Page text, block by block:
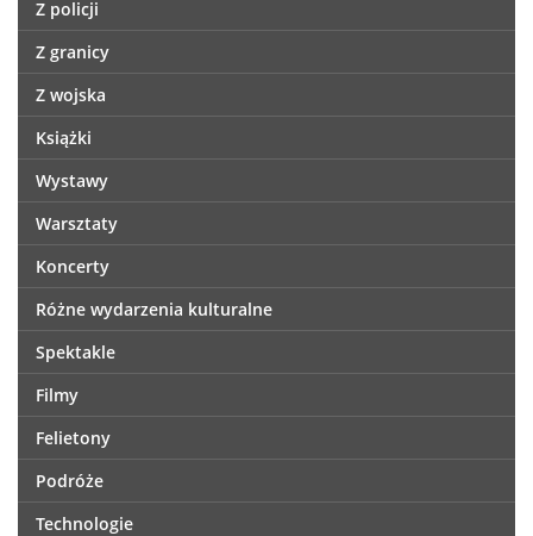
Z policji
Z granicy
Z wojska
Książki
Wystawy
Warsztaty
Koncerty
Różne wydarzenia kulturalne
Spektakle
Filmy
Felietony
Podróże
Technologie